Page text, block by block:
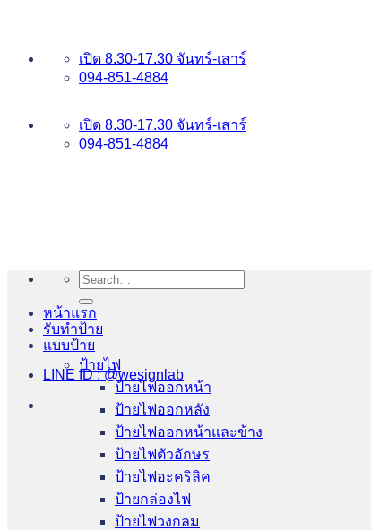
เปิด 8.30-17.30 จันทร์-เสาร์
094-851-4884
เปิด 8.30-17.30 จันทร์-เสาร์
094-851-4884
LINE ID : @wesignlab
Search
for:
หน้าแรก
รับทำป้าย
แบบป้าย
ป้ายไฟ
ป้ายไฟออกหน้า
ป้ายไฟออกหลัง
ป้ายไฟออกหน้าและข้าง
ป้ายไฟตัวอักษร
ป้ายไฟอะคริลิค
ป้ายกล่องไฟ
ป้ายไฟวงกลม